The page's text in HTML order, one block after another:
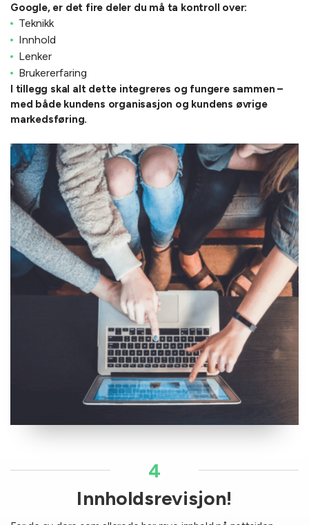
Google, er det fire deler du må ta kontroll over:
Teknikk
Innhold
Lenker
Brukererfaring
I tillegg skal alt dette integreres og fungere sammen –
med både kundens organisasjon og kundens øvrige
markedsføring.
4
Innholdsrevisjon!